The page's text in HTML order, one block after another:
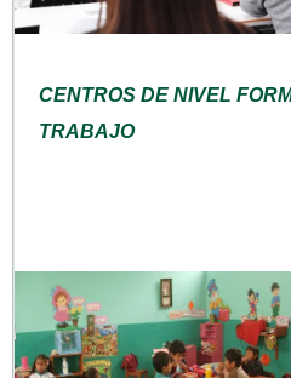
CENTROS DE NIVEL
TRABAJO